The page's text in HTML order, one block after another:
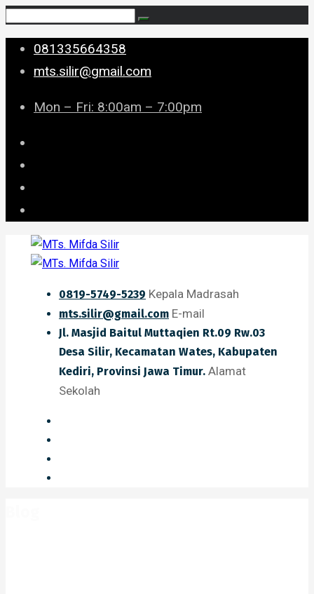
081335664358
mts.silir@gmail.com
Mon – Fri: 8:00am – 7:00pm
0819-5749-5239 Kepala Madrasah
mts.silir@gmail.com E-mail
Jl. Masjid Baitul Muttaqien Rt.09 Rw.03
Desa Silir, Kecamatan Wates, Kabupaten
Kediri, Provinsi Jawa Timur. Alamat
Sekolah